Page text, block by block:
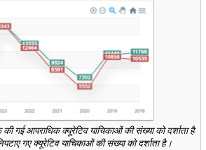
गई आपराधिक क्यूरेटिव याचिकाओं की संख्या को दर्शाता है
गए क्यूरेटिव याचिकाओं की संख्या को दर्शाता है।